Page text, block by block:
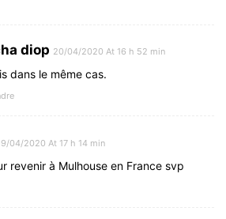
diop 20/04/2020 At 16 h 52 min
dans le même cas.
04/2020 At 17 h 14 min
revenir à Mulhouse en France svp